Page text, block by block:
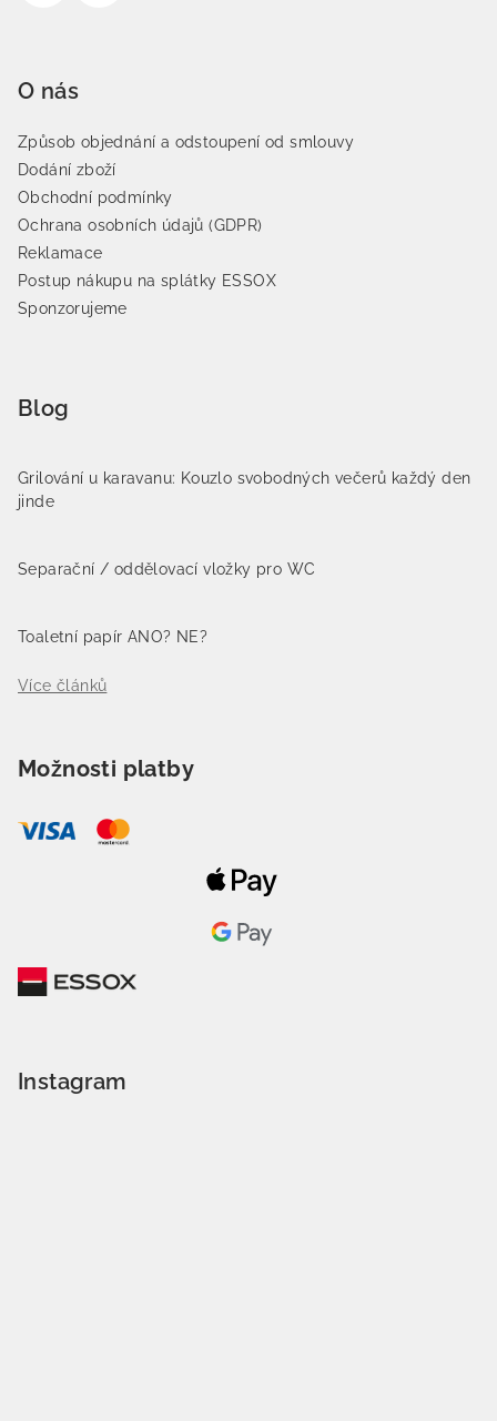
O nás
Způsob objednání a odstoupení od smlouvy
Dodání zboží
Obchodní podmínky
Ochrana osobních údajů (GDPR)
Reklamace
Postup nákupu na splátky ESSOX
Sponzorujeme
Blog
Grilování u karavanu: Kouzlo svobodných večerů každý den
jinde
Separační / oddělovací vložky pro WC
Toaletní papír ANO? NE?
Více článků
Možnosti platby
Instagram